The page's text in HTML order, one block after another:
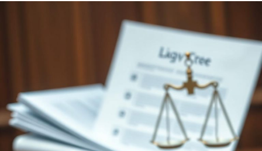
austeritate vin dintr-o incapacitate de a înțelege
confortul minim necesar, contrastând totodată
imaginea de intelectual promovată de aparatul de
propagandă cu realitatea exprimării sale limitate.
Hagi Tudose în varianta politică:
Analiza unui stil de conducere bazat
pe austeritate forțată și economii
mărunte